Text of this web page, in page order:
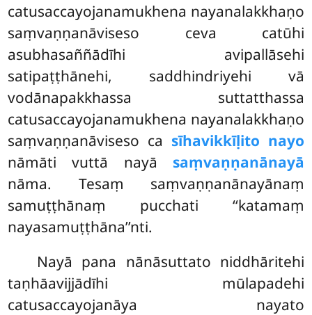
catusaccayojanamukhena nayanalakkhaṇo
saṃvaṇṇanāviseso ceva catūhi
asubhasaññādīhi avipallāsehi
satipaṭṭhānehi, saddhindriyehi vā
vodānapakkhassa suttatthassa
catusaccayojanamukhena nayanalakkhaṇo
saṃvaṇṇanāviseso ca sīhavikkīḷito nayo
nāmāti vuttā nayā saṃvaṇṇanānayā
nāma. Tesaṃ saṃvaṇṇanānayānaṃ
samuṭṭhānaṃ pucchati ‘‘katamaṃ
nayasamuṭṭhāna’’nti.
Nayā pana nānāsuttato niddhāritehi
taṇhāavijjādīhi mūlapadehi
catusaccayojanāya nayato